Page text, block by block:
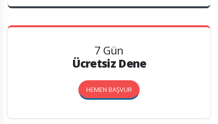
7 Gün
Ücretsiz Dene
HEMEN BAŞVUR